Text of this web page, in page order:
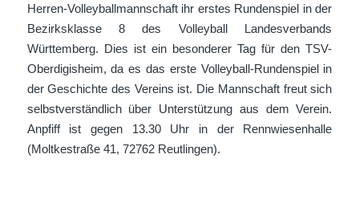
Herren-Volleyballmannschaft ihr erstes Rundenspiel in der
Bezirksklasse 8 des Volleyball Landesverbands
Württemberg. Dies ist ein besonderer Tag für den TSV-
Oberdigisheim, da es das erste Volleyball-Rundenspiel in
der Geschichte des Vereins ist. Die Mannschaft freut sich
selbstverständlich über Unterstützung aus dem Verein.
Anpfiff ist gegen 13.30 Uhr in der Rennwiesenhalle
(Moltkestraße 41, 72762 Reutlingen).